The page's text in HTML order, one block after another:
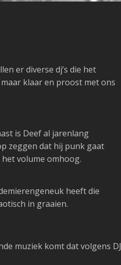
er diverse dj’s die het
klaar en proost met ons
is Deef al jarenlang
zeggen dat hij punk gaat
volume omhoog.
heeft die
in graaien.
muziek komt dat volgens DJ